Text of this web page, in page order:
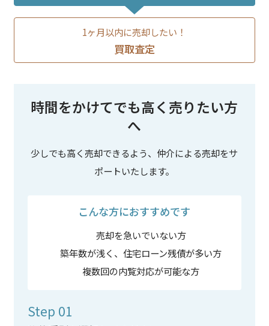
1ヶ月以内に売却したい！
買取査定
時間をかけてでも高く売りたい方
へ
少しでも高く売却できるよう、仲介による売却をサ
ポートいたします。
こんな方におすすめです
売却を急いでいない方
築年数が浅く、住宅ローン残債が多い方
複数回の内覧対応が可能な方
Step 01